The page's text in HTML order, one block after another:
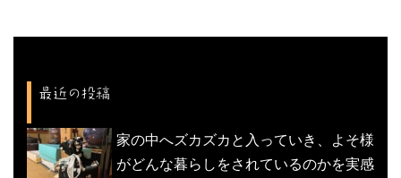
シ
ョ
ン
最近の投稿
家の中へズカズカと入っていき、よそ様
がどんな暮らしをされているのかを実感